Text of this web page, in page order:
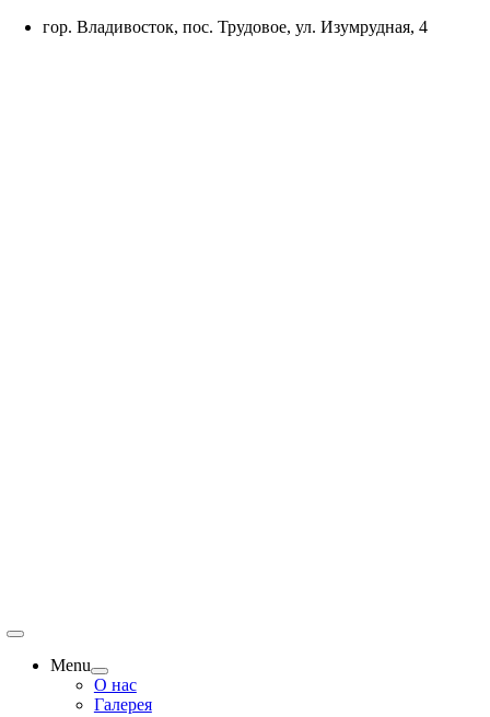
Skip
гор. Владивосток, пос. Трудовое, ул. Изумрудная, 4
Menu
О нас
Галерея